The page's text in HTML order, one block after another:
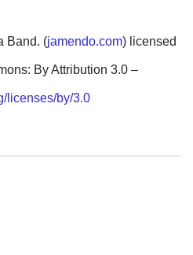
Band. (jamendo.com) licensed
By Attribution 3.0 –
licenses/by/3.0